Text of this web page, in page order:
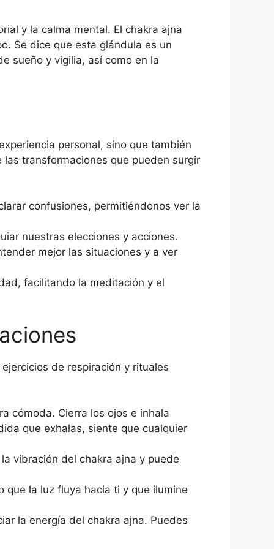
y la calma mental. El chakra ajna
Se dice que esta glándula es un
sueño y vigilia, así como en la
personal, sino que también
transformaciones que pueden surgir
confusiones, permitiéndonos ver la
nuestras elecciones y acciones.
mejor las situaciones y a ver
facilitando la meditación y el
de respiración y rituales
cómoda. Cierra los ojos e inhala
que exhalas, siente que cualquier
vibración del chakra ajna y puede
la luz fluya hacia ti y que ilumine
la energía del chakra ajna. Puedes